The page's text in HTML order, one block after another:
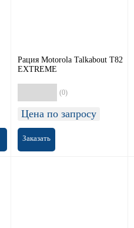
Рация Motorola Talkabout T82
EXTREME
(0)
Цена по запросу
Заказать